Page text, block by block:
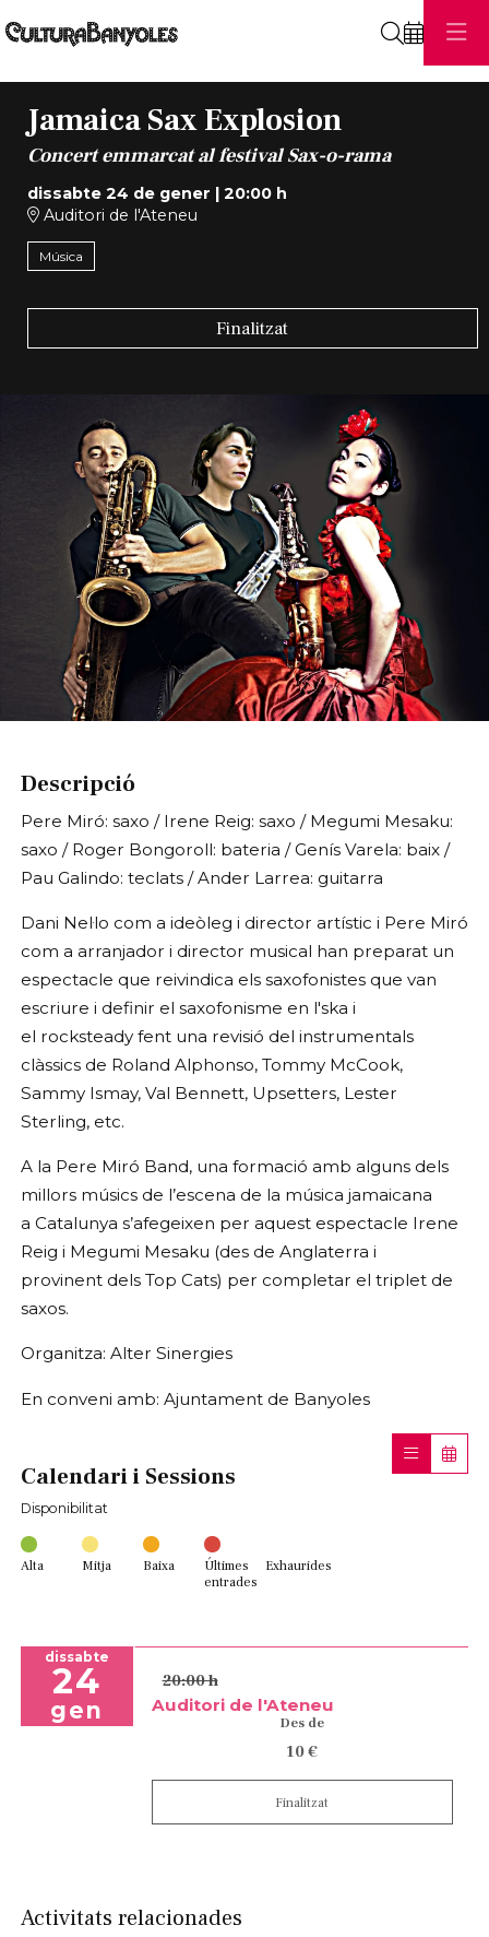
Jamaica Sax Explosion
Concert emmarcat al festival Sax-o-rama
dissabte 24 de gener | 20:00 h
Auditori de l'Ateneu
Música
Finalitzat
Descripció
Pere Miró: saxo / Irene Reig: saxo / Megumi Mesaku:
saxo / Roger Bongoroll: bateria / Genís Varela: baix /
Pau Galindo: teclats / Ander Larrea: guitarra
Dani Nel·lo com a ideòleg i director artístic i Pere Miró
com a arranjador i director musical han preparat un
espectacle que reivindica els saxofonistes que van
escriure i definir el saxofonisme en l'ska i
el rocksteady fent una revisió del instrumentals
clàssics de Roland Alphonso, Tommy McCook,
Sammy Ismay, Val Bennett, Upsetters, Lester
Sterling, etc.
A la Pere Miró Band, una formació amb alguns dels
millors músics de l’escena de la música jamaicana
a Catalunya s’afegeixen per aquest espectacle Irene
Reig i Megumi Mesaku (des de Anglaterra i
provinent dels Top Cats) per completar el triplet de
saxos.
Organitza: Alter Sinergies
En conveni amb: Ajuntament de Banyoles
Calendari i Sessions
Disponibilitat
Alta Mitja Baixa
Últimes
entrades
Exhaurides
dissabte
24
gen
20:00 h
Auditori de l'Ateneu
Des de
10 €
Finalitzat
Activitats relacionades